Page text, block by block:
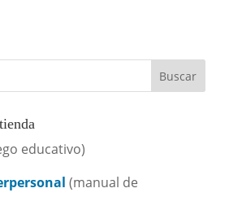
educativo)
(manual de